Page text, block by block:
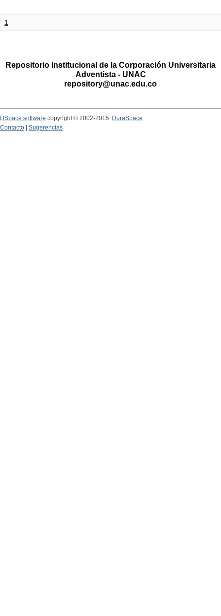
1
Repositorio Institucional de la Corporación Universitaria
Adventista - UNAC
repository@unac.edu.co
DSpace software copyright © 2002-2015
DuraSpace
Contacto
Sugerencias